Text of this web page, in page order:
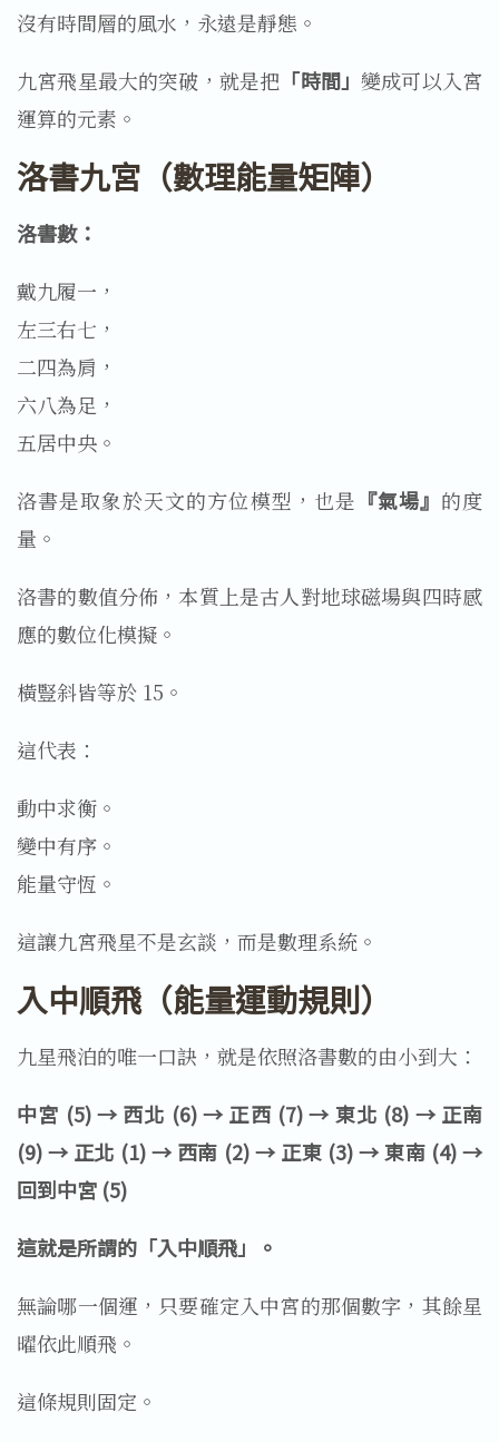
沒有時間層的風水，永遠是靜態。
九宮飛星最大的突破，就是把 「時間」變成可以入宮
運算的元素。
洛書九宮（數理能量矩陣）
洛書數：
戴九履一，
左三右七，
二四為肩，
六八為足，
五居中央。
洛書是取象於天文的方位模型，也是 『氣場』 的度
量。
洛書的數值分佈，本質上是古人對地球磁場與四時感
應的數位化模擬。
橫豎斜皆等於 15。
這代表：
動中求衡。
變中有序。
能量守恆。
這讓九宮飛星不是玄談，而是數理系統。
入中順飛（能量運動規則）
九星飛泊的唯一口訣，就是依照洛書數的由小到大：
中宮 (5) → 西北 (6) → 正西 (7) → 東北 (8) → 正南
(9) → 正北 (1) → 西南 (2) → 正東 (3) → 東南 (4) →
回到中宮 (5)
這就是所謂的「入中順飛」。
無論哪一個運，只要確定入中宮的那個數字，其餘星
曜依此順飛。
這條規則固定。